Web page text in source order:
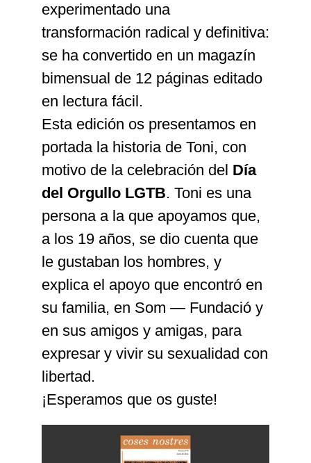
experimentado una
transformación radical y definitiva:
se ha convertido en un magazín
bimensual de 12 páginas editado
en lectura fácil.
Esta edición os presentamos en
portada la historia de Toni, con
motivo de la celebración del Día
del Orgullo LGTB. Toni es una
persona a la que apoyamos que,
a los 19 años, se dio cuenta que
le gustaban los hombres, y
explica el apoyo que encontró en
su familia, en Som — Fundació y
en sus amigos y amigas, para
expresar y vivir su sexualidad con
libertad.
¡Esperamos que os guste!